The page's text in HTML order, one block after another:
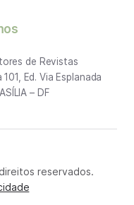
de Revistas
Ed. Via Esplanada
– DF
reservados.